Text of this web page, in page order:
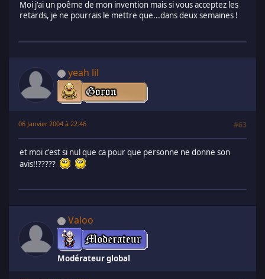
Moi j'ai un poême de mon invention mais si vous acceptez les
retards, je ne pourrais le mettre que...dans deux semaines !
yeah lil
06 Janvier 2004 à 22:46 #63
et moi c'est si nul que ca pour que personne ne donne son
avis!!?????
Valoo
Modérateur global